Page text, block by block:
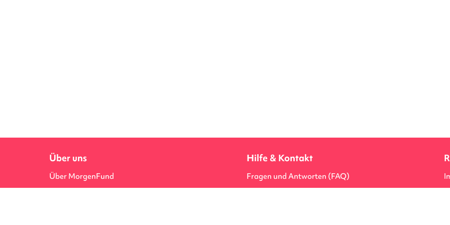
Über
uns
Über uns
Über MorgenFund
Kontakt
private
Hilfe & Kontakt
Fragen und Antworten (FAQ)